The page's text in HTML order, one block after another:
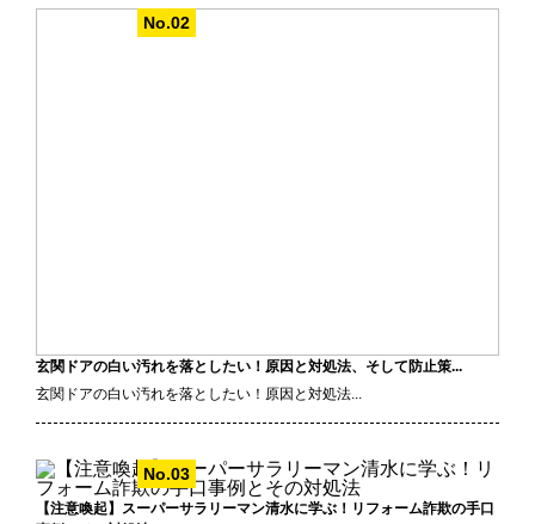
玄関ドアの白い汚れを落としたい！原因と対処法、そして防止策...
玄関ドアの白い汚れを落としたい！原因と対処法...
【注意喚起】スーパーサラリーマン清水に学ぶ！リフォーム詐欺の手口